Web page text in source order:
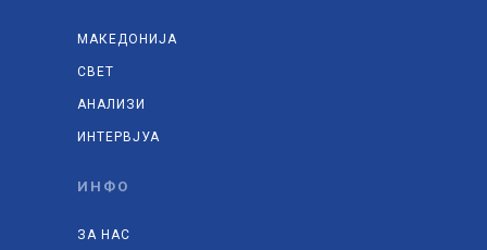
МАКЕДОНИЈА
СВЕТ
АНАЛИЗИ
ИНТЕРВЈУА
ИНФО
ЗА НАС